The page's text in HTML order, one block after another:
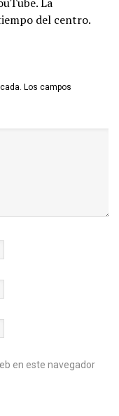
del centro.
Los campos
en este navegador